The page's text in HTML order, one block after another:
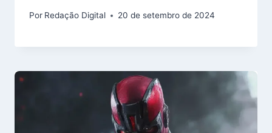
Por Redação Digital 20 de setembro de 2024